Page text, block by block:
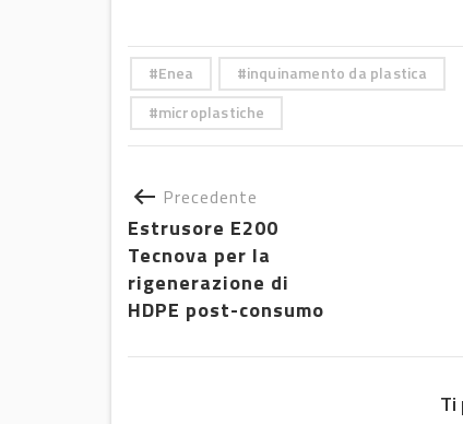
Enea
inquinamento da plastica
microplastiche
Precedente
Estrusore E200
Tecnova per la
rigenerazione di
HDPE post-consumo